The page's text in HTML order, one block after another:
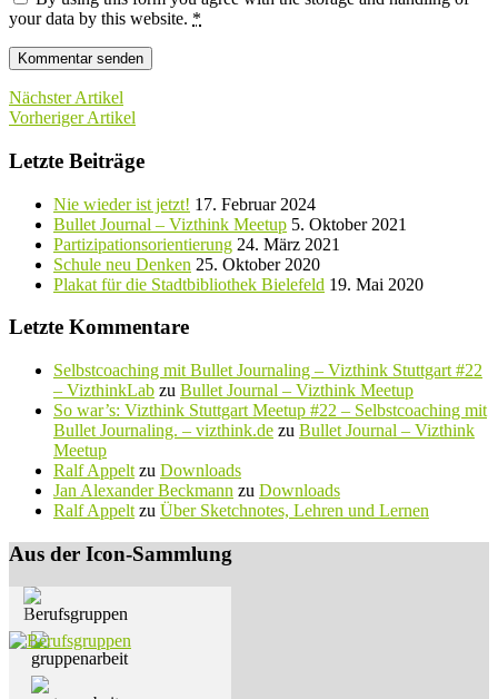
your data by this website. *
Nächster Artikel
Vorheriger Artikel
Letzte Beiträge
Nie wieder ist jetzt! 17. Februar 2024
Bullet Journal – Vizthink Meetup 5. Oktober 2021
Partizipationsorientierung 24. März 2021
Schule neu Denken 25. Oktober 2020
Plakat für die Stadtbibliothek Bielefeld 19. Mai 2020
Letzte Kommentare
Selbstcoaching mit Bullet Journaling – Vizthink Stuttgart #22
– VizthinkLab zu Bullet Journal – Vizthink Meetup
So war’s: Vizthink Stuttgart Meetup #22 – Selbstcoaching mit
Bullet Journaling. – vizthink.de zu Bullet Journal – Vizthink
Meetup
Ralf Appelt zu Downloads
Jan Alexander Beckmann zu Downloads
Ralf Appelt zu Über Sketchnotes, Lehren und Lernen
Aus der Icon-Sammlung